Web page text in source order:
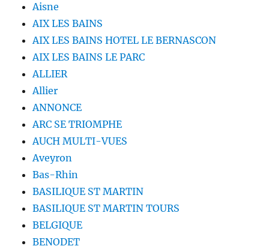
Aisne
AIX LES BAINS
AIX LES BAINS HOTEL LE BERNASCON
AIX LES BAINS LE PARC
ALLIER
Allier
ANNONCE
ARC SE TRIOMPHE
AUCH MULTI-VUES
Aveyron
Bas-Rhin
BASILIQUE ST MARTIN
BASILIQUE ST MARTIN TOURS
BELGIQUE
BENODET